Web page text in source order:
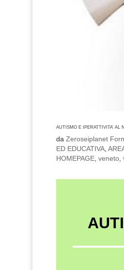
AUTISMO E IPERATTIVITA’ AL
daZeroseiplanet
ED EDUCATIVA,
HOMEPAGE,veneto,